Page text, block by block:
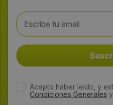
Acepto haber leído, y
Condiciones Generales